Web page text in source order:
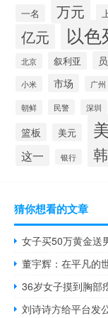
一名 万元
亿元 以色
北京 叙利亚
小米 市场 广州
朝鲜 民警 深圳
篮板 美元
这一 银行
猜你想看的文章
女子买50万黄金送
董宇辉：在平凡的
36岁女子摸到胸部
刘诗诗方给平台发